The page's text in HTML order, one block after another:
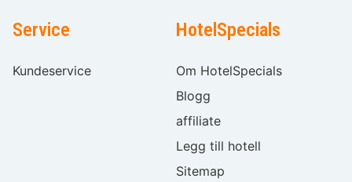
Service
Kundeservice
HotelSpecials
Om HotelSpecials
Blogg
affiliate
Legg till hotell
Sitemap